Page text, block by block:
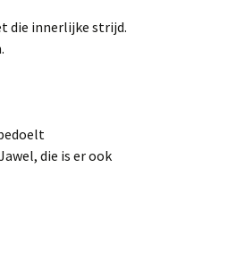
die innerlijke strijd.
die is er ook